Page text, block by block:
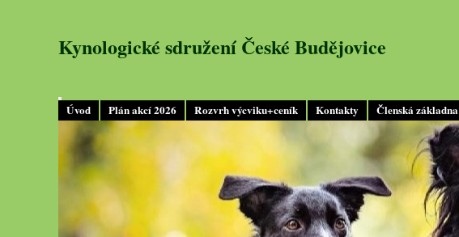
Úvod Plán akcí 2026 Rozvrh výcviku+ceník Kontakty Členská základna
Kynologické sdružení České Budějovice